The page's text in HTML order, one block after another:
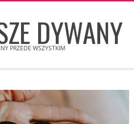
DYWANY
PRZEDE WSZYSTKIM